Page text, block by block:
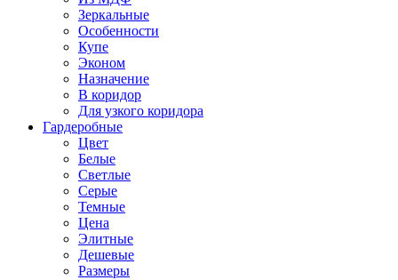
Зеркальные
Особенности
Купе
Эконом
Назначение
В коридор
Для узкого коридора
Гардеробные
Цвет
Белые
Светлые
Серые
Темные
Цена
Элитные
Дешевые
Размеры